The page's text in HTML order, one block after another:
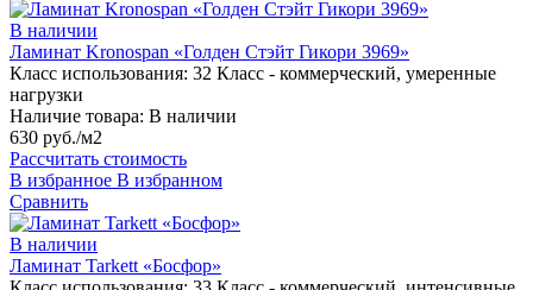
В наличии
Ламинат Kronospan «Голден Стэйт Гикори 3969»
Класс использования: 32 Класс - коммерческий, умеренные
нагрузки
Наличие товара: В наличии
630 руб./м2
Рассчитать стоимость
В избранное В избранном
Сравнить
В наличии
Ламинат Tarkett «Босфор»